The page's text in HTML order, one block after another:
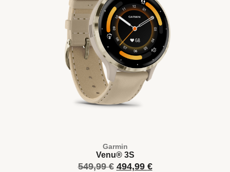
Garmin
Venu® 3S
549,99€ 494,99 €